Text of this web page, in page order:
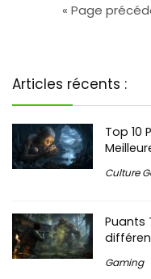
« Page
Articles récents :
Top 10
Culture
Puants
Gaming